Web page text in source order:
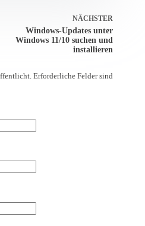
NÄCHSTER
Windows-Updates unter
Windows 11/10 suchen und
installieren
Erforderliche Felder sind